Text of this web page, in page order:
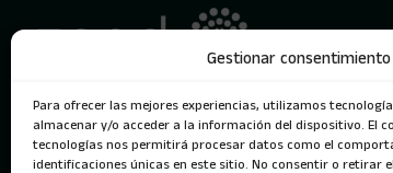
Gestionar consentimiento
Para ofrecer las mejores experiencias, utilizamos
almacenar y/o acceder a la información del dispositivo. El
tecnologías nos permitirá procesar datos como el
identificaciones únicas en este sitio. No consentir o retirar